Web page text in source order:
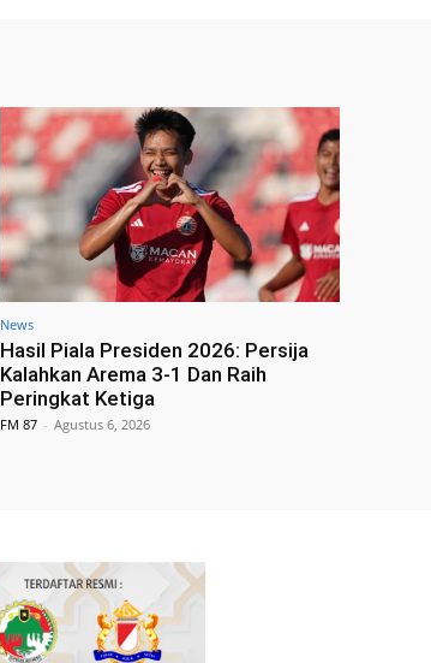
News
Hasil Piala Presiden 2026: Persija
Kalahkan Arema 3-1 Dan Raih
Peringkat Ketiga
FM 87 - Agustus 6, 2026